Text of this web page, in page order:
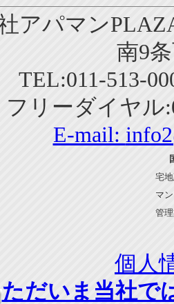
アパマン
南9
TEL:011-513-
フリーダイヤル
E-mail:
宅
マ
管
個人
ただいま当社で